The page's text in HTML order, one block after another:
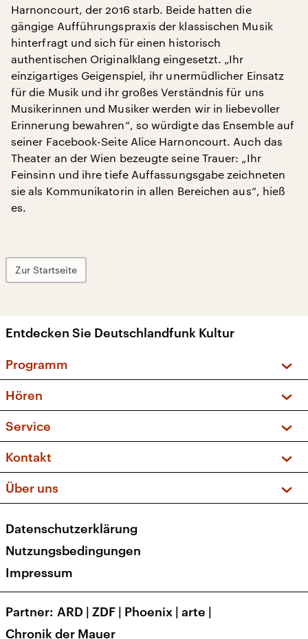
Harnoncourt, der 2016 starb. Beide hatten die
gängige Aufführungspraxis der klassischen Musik
hinterfragt und sich für einen historisch
authentischen Originalklang eingesetzt. „Ihr
einzigartiges Geigenspiel, ihr unermüdlicher Einsatz
für die Musik und ihr großes Verständnis für uns
Musikerinnen und Musiker werden wir in liebevoller
Erinnerung bewahren“, so würdigte das Ensemble auf
seiner Facebook-Seite Alice Harnoncourt. Auch das
Theater an der Wien bezeugte seine Trauer: „Ihr
Feinsinn und ihre tiefe Auffassungsgabe zeichneten
sie als Kommunikatorin in allen Bereichen aus“, hieß
es.
Zur Startseite
Entdecken Sie Deutschlandfunk Kultur
Programm
Sendungen und Podcasts
Musikliste
Kakadu – Das Kinderprogramm
Hören
Frequenzen (UKW + DAB+)
Service
FAQ
Apps
Newsletter
Veranstaltungen
Kontakt
Social Media
Über uns
Presse
Karriere
Transparenz
Datenschutzerklärung
Nutzungsbedingungen
Impressum
Partner ARD | ZDF | Phoenix | arte |
Chronik der Mauer